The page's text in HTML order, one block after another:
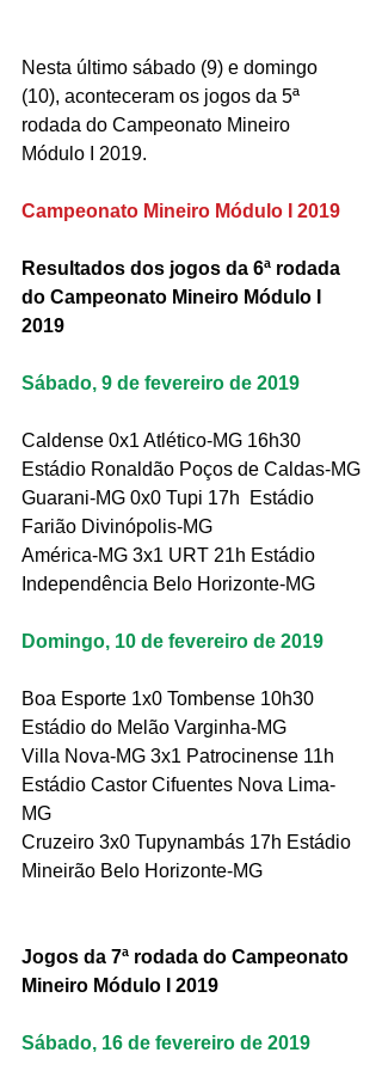
Nesta último sábado (9) e domingo
(10), aconteceram os jogos da 5ª
rodada do Campeonato Mineiro
Módulo I 2019.
Campeonato Mineiro Módulo I 2019
Resultados dos jogos da 6ª rodada
do Campeonato Mineiro Módulo I
2019
Sábado, 9 de fevereiro de 2019
Caldense 0x1 Atlético-MG 16h30
Estádio Ronaldão Poços de Caldas-MG
Guarani-MG 0x0 Tupi 17h  Estádio
Farião Divinópolis-MG
América-MG 3x1 URT 21h Estádio
Independência Belo Horizonte-MG
Domingo, 10 de fevereiro de 2019
Boa Esporte 1x0 Tombense 10h30
Estádio do Melão Varginha-MG
Villa Nova-MG 3x1 Patrocinense 11h
Estádio Castor Cifuentes Nova Lima-
MG
Cruzeiro 3x0 Tupynambás 17h Estádio
Mineirão Belo Horizonte-MG
Jogos da 7ª rodada do Campeonato
Mineiro Módulo I 2019
Sábado, 16 de fevereiro de 2019